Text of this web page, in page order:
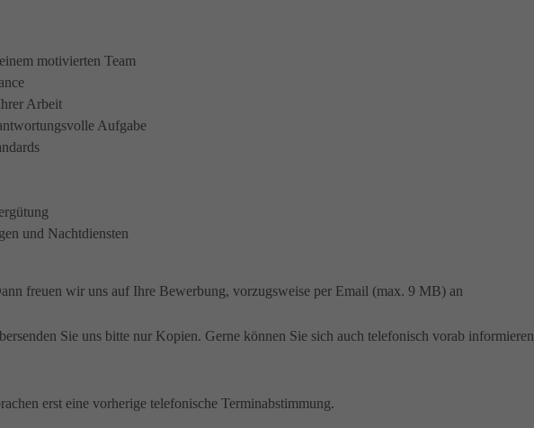
motivierten Team
Arbeit
Aufgabe
und Nachtdiensten
freuen wir uns auf Ihre Bewerbung, vorzugsweise per Email (max. 9 MB) an
Sie uns bitte nur Kopien. Gerne können Sie sich auch telefonisch vorab informieren
erst eine vorherige telefonische Terminabstimmung.